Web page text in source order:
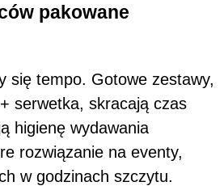
pakowane
się tempo. Gotowe zestawy,
serwetka, skracają czas
higienę wydawania
rozwiązanie na eventy,
w godzinach szczytu.